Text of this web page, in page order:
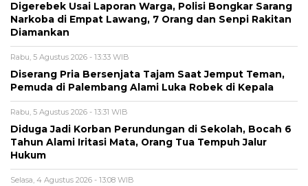
Digerebek Usai Laporan Warga, Polisi Bongkar Sarang
Narkoba di Empat Lawang, 7 Orang dan Senpi Rakitan
Diamankan
Rabu, 5 Agustus 2026 - 13:33 WIB
Diserang Pria Bersenjata Tajam Saat Jemput Teman,
Pemuda di Palembang Alami Luka Robek di Kepala
Rabu, 5 Agustus 2026 - 13:31 WIB
Diduga Jadi Korban Perundungan di Sekolah, Bocah 6
Tahun Alami Iritasi Mata, Orang Tua Tempuh Jalur
Hukum
Selasa, 4 Agustus 2026 - 13:08 WIB